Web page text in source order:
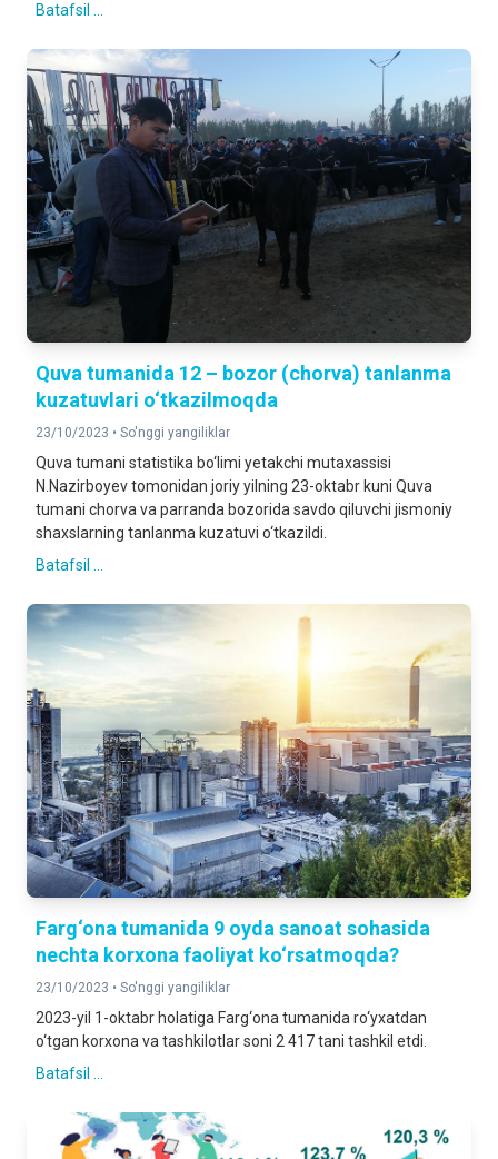
Batafsil ...
Quva tumanida 12 – bozor (chorva) tanlanma
kuzatuvlari o‘tkazilmoqda
23/10/2023 • So'nggi yangiliklar
Quva tumani statistika bo‘limi yetakchi mutaxassisi
N.Nazirboyev tomonidan joriy yilning 23-оktabr kuni Quva
tumani chorva va parranda bozorida savdo qiluvchi jismoniy
shaxslarning tanlanma kuzatuvi o‘tkazildi.
Batafsil ...
Farg‘ona tumanida 9 oyda sanoat sohasida
nechta korxona faoliyat ko‘rsatmoqda?
23/10/2023 • So'nggi yangiliklar
2023-yil 1-oktabr holatiga Farg‘ona tumanida ro‘yxatdan
o‘tgan korxona va tashkilotlar soni 2 417 tani tashkil etdi.
Batafsil ...